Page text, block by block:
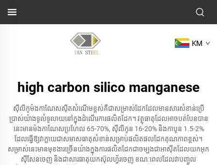
KM
high carbon silico manganese
ស៊ីលីកូម៉ងកាណែសស៊ីតសំណើមខ្ពស់គឺជាសម្រាស់ដែកដែលមានសារសំខាន់ប្រើ
ប្រាស់យ៉ាងទូលំទូលាយនៅក្នុងដំណើរការផលិតដែក។ វត្ថុធាតុដែលអាចបត់បែនបាន
នេះមានម៉ងកាណែសប្រហែល 65-70%, ស៊ីលីកូន 16-20% និងកាបូន 1.5-2%
ដែលធ្វើឱ្យវាក្លាយជាសមាសធាតុសំខាន់សម្រាប់ផលិតផលដែកគុណភាពខ្ពស់។
សម្រាស់នេះមានមុខងារច្រើនយ៉ាងក្នុងការផលិតដែកជាចម្បងជាអាស៊ីតដែលយកអុក
ស៊ីសែនចេញ និងជាសារធាតុយកស៊ុលហ្វ័រចេញ ខណៈពេលដែលវាបញ្ចូល